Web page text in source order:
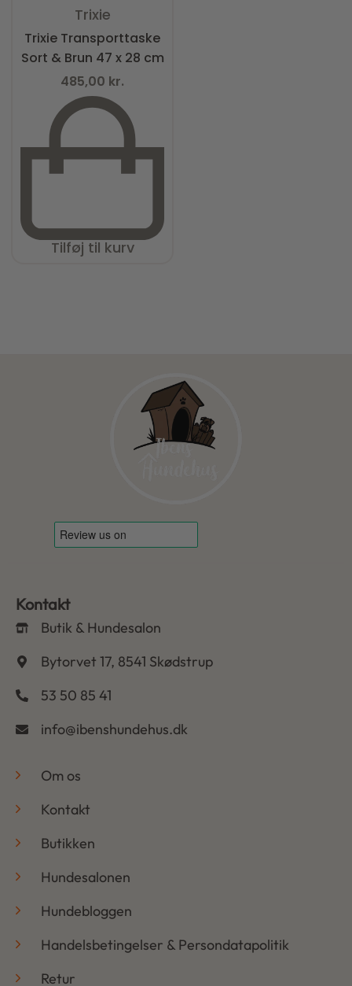
Trixie
Trixie Transporttaske
Sort & Brun 47 x 28 cm
485,00 kr.
Tilføj til kurv
Kontakt
Butik & Hundesalon
Bytorvet 17, 8541 Skødstrup
53 50 85 41
info@ibenshundehus.dk
Om os
Kontakt
Butikken
Hundesalonen
Hundebloggen
Handelsbetingelser & Persondatapolitik
Retur